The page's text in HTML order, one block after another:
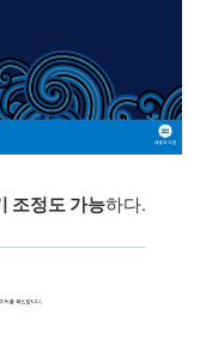
조정도 가능하다.